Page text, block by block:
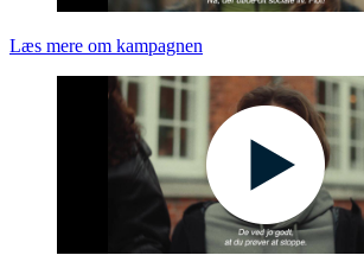
Læs mere om kampagnen